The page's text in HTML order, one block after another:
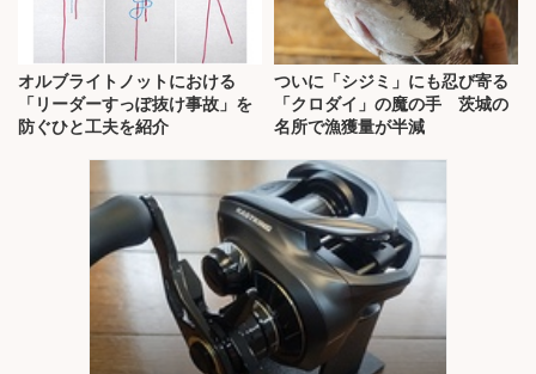
オルブライトノットにおける
「リーダーすっぽ抜け事故」を
防ぐひと工夫を紹介
ついに「シジミ」にも忍び寄る
「クロダイ」の魔の手 茨城の
名所で漁獲量が半減